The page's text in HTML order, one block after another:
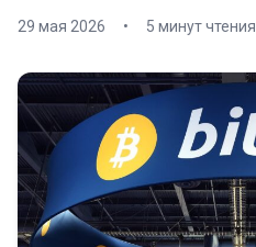
29 мая 2026 • 5 минут чтения